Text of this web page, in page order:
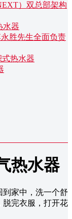
）双总部架构
水器
胜先生全面负责
热水器
热水器
到家中，洗一个舒
脱完衣服，打开花